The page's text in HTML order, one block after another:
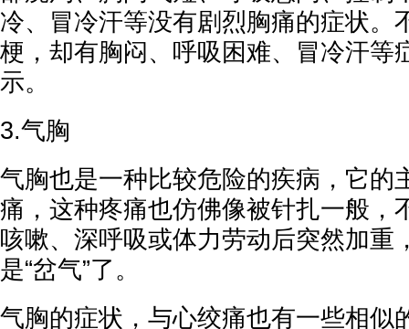
冷、冒冷汗等没有剧烈胸痛的症状。
梗，却有胸闷、呼吸困难、冒冷汗等
示。
3.气胸
气胸也是一种比较危险的疾病，它的
痛，这种疼痛也仿佛像被针扎一般，
咳嗽、深呼吸或体力劳动后突然加重
是“岔气”了。
气胸的症状，与心绞痛也有一些相似